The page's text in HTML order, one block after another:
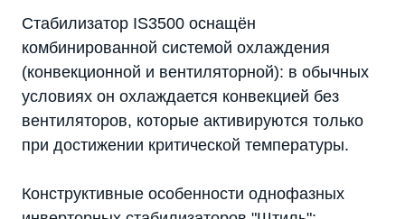
Стабилизатор IS3500 оснащён
комбинированной системой охлаждения
(конвекционной и вентиляторной): в обычных
условиях он охлаждается конвекцией без
вентиляторов, которые активируются только
при достижении критической температуры.
Конструктивные особенности однофазных